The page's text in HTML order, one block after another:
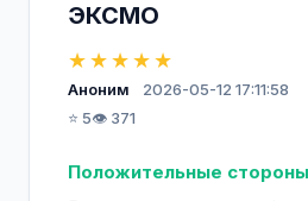
ЭКСМО
★★★★★
Аноним
2026-05-12 17:11:58
⭐ 5👁️ 371
Положительные стороны